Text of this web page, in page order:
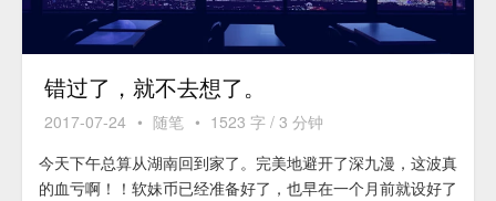
错过了，就不去想了。
2017-07-24 • 随笔 • 1523 字 / 3 分钟
今天下午总算从湖南回到家了。完美地避开了深九漫，这波真
的血亏啊！！软妹币已经准备好了，也早在一个月前就设好了